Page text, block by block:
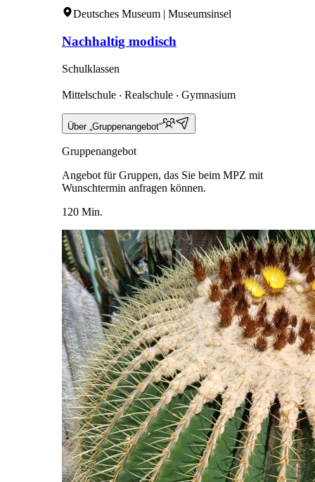
Deutsches Museum | Museumsinsel
Nachhaltig modisch
Schulklassen
Mittelschule ‧ Realschule ‧ Gymnasium
Über „Gruppenangebot“
Gruppenangebot
Angebot für Gruppen, das Sie beim MPZ mit
Wunschtermin anfragen können.
120 Min.